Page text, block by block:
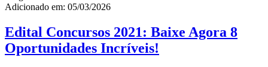
Adicionado em: 05/03/2026
Edital Concursos 2021: Baixe Agora 8
Oportunidades Incríveis!